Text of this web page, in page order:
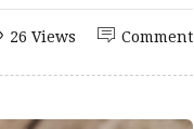
Comment
26 Views